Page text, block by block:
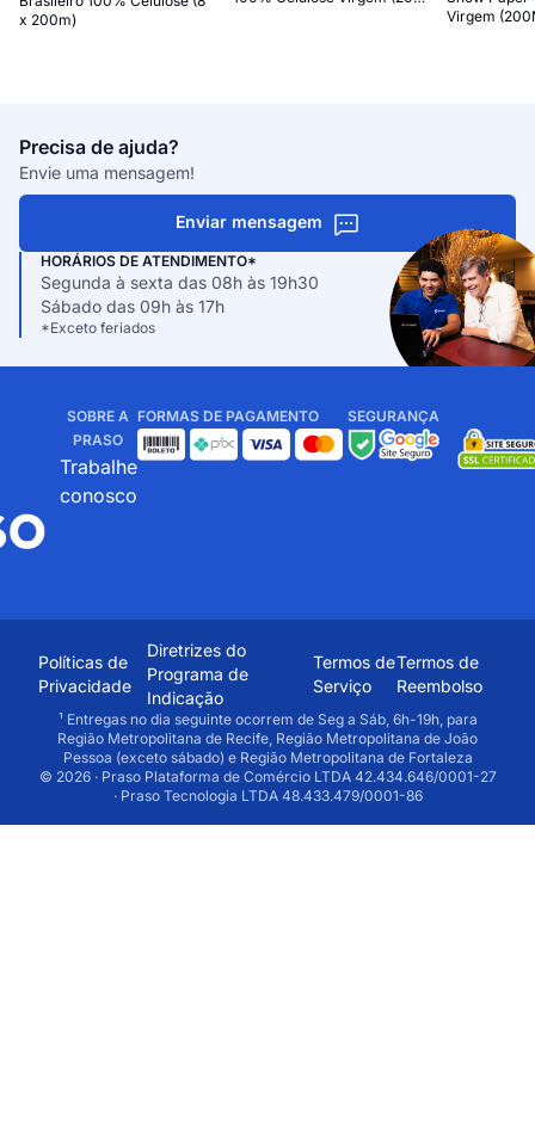
x 200m)
Virgem
Precisa de ajuda?
Envie uma mensagem!
Enviar mensagem
HORÁRIOS DE ATENDIMENTO*
Segunda à sexta das 08h às 19h30
Sábado das 09h às 17h
*Exceto feriados
SOBRE A
PRASO
Trabalhe
conosco
FORMAS DE PAGAMENTO SEGURANÇA
Políticas de
Privacidade
Diretrizes do
Programa de
Indicação
Termos de
Serviço
Termos de
Reembolso
¹ Entregas no dia seguinte ocorrem de Seg a Sáb, 6h-19h, para
Região Metropolitana de Recife, Região Metropolitana de João
Pessoa (exceto sábado) e Região Metropolitana de Fortaleza
© 2026 · Praso Plataforma de Comércio LTDA 42.434.646/0001-27
· Praso Tecnologia LTDA 48.433.479/0001-86